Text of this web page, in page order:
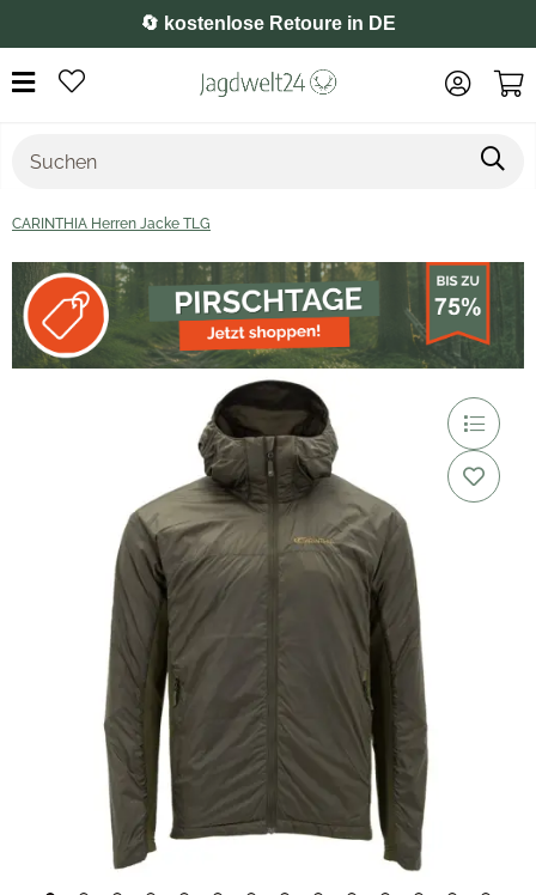
⭐️ 4,8 auf Google
CARINTHIA Herren Jacke TLG